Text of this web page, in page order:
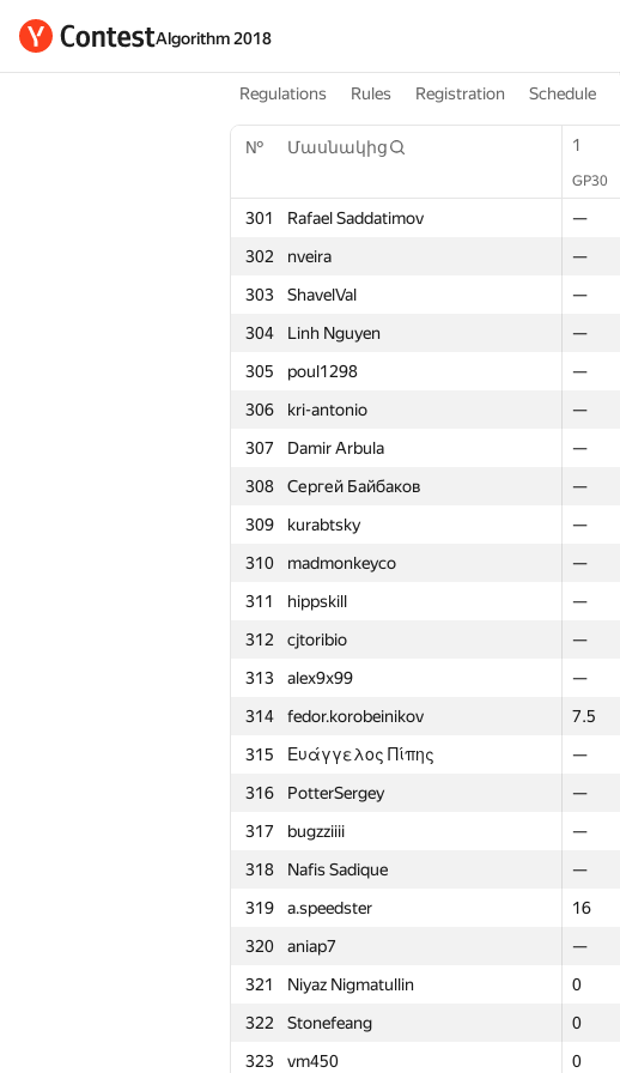
Algorithm 2018
Regulations Rules Registration Schedule
№ Մասնակից 1
GP30
301 Rafael Saddatimov —
302
nveira —
303
ShavelVal —
304
Linh Nguyen —
305
poul1298 —
306
kri-antonio —
307
Damir Arbula —
308
Сергей Байбаков —
309
kurabtsky —
310
madmonkeyco —
311
hippskill —
312
cjtoribio —
313
alex9x99 —
314
fedor.korobeinikov 7.5
315
Ευάγγελος Πίπης —
316
PotterSergey —
317
bugzziiii —
318
Nafis Sadique —
319
a.speedster 16
320
aniap7 —
321
Niyaz Nigmatullin 0
322
Stonefeang 0
323
vm450 0
№ Մասնակից 1
GP30